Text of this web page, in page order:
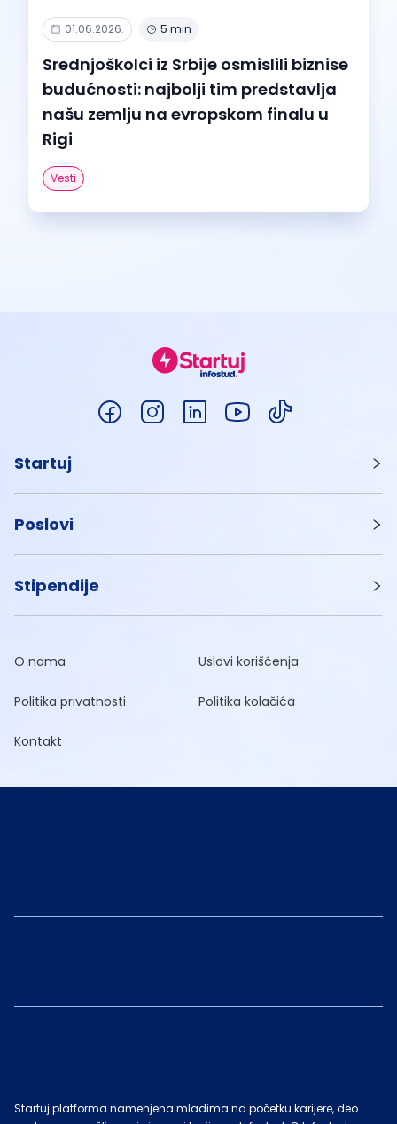
01.06.2026. 5 min
Srednjoškolci iz Srbije osmislili biznise
budućnosti: najbolji tim predstavlja
našu zemlju na evropskom finalu u
Rigi
Vesti
Startuj
Poslovi
Stipendije
O nama Uslovi korišćenja
Politika privatnosti Politika kolačića
Kontakt
Startuj platforma namenjena mladima na početku karijere, deo